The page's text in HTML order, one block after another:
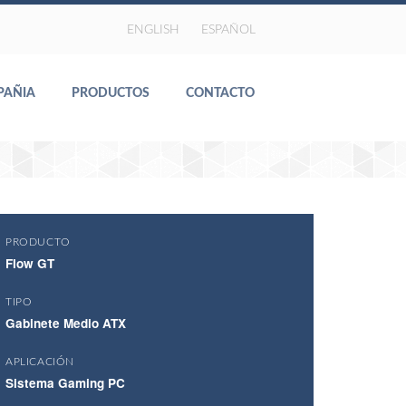
ENGLISH ESPAÑOL
PRODUCTOS CONTACTO
PRODUCTO
Flow GT
TIPO
Gabinete Medio ATX
APLICACIÓN
Sistema Gaming PC